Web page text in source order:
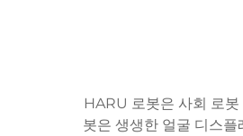
HARU 로봇은 사회 로
봇은 생생한 얼굴 디스